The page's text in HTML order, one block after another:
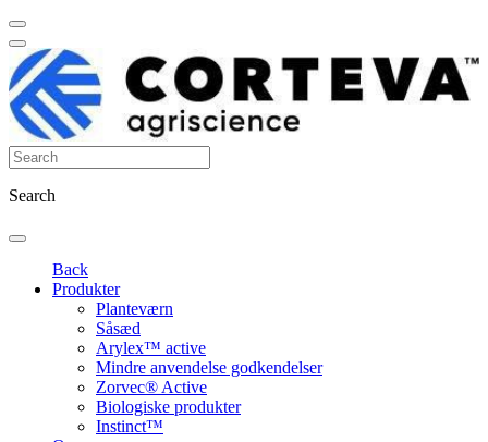
Search
Back
Produkter
Planteværn
Såsæd
Arylex™ active
Mindre anvendelse godkendelser
Zorvec® Active
Biologiske produkter
Instinct™